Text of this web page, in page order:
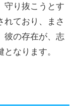
守り抜こうとす
れており、まさ
彼の存在が、志
なります。